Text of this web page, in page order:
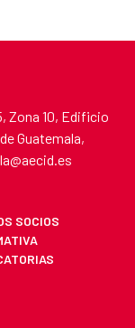
Zona 10, Edificio
Guatemala,
SOCIOS